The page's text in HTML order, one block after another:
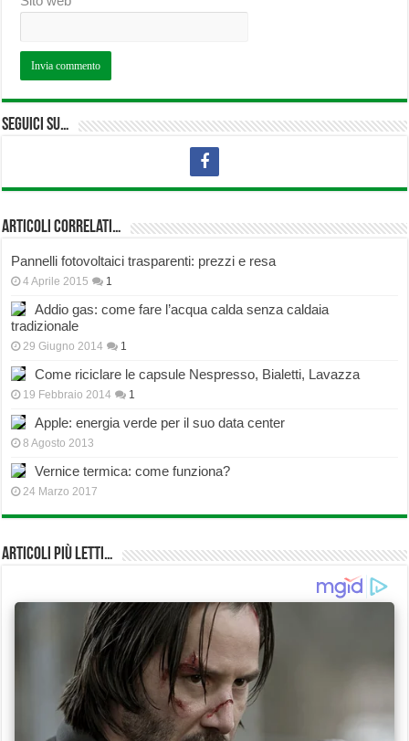
Seguici su…
Articoli correlati…
Pannelli fotovoltaici trasparenti: prezzi e resa
4 Aprile 2015 1
Addio gas: come fare l’acqua calda senza caldaia
tradizionale
29 Giugno 2014 1
Come riciclare le capsule Nespresso, Bialetti, Lavazza
19 Febbraio 2014 1
Apple: energia verde per il suo data center
8 Agosto 2013
Vernice termica: come funziona?
24 Marzo 2017
Articoli più Letti…